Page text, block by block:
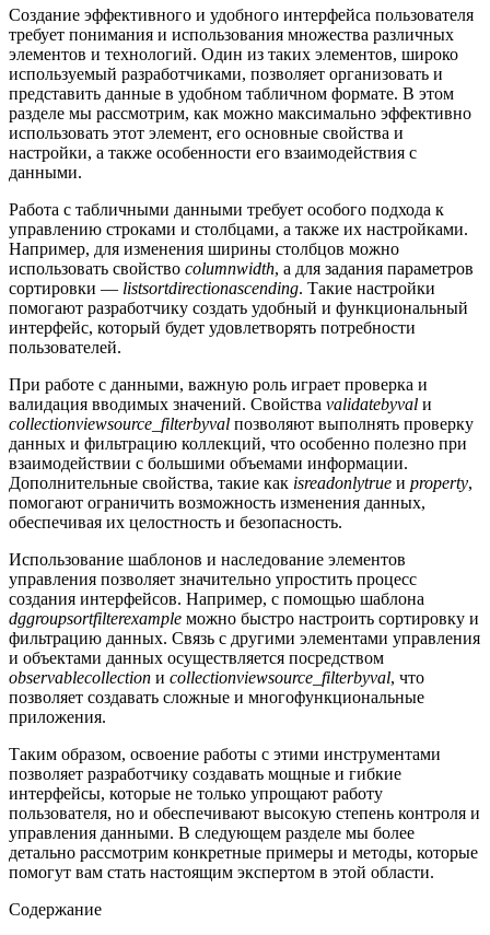
Создание эффективного и удобного интерфейса пользователя
требует понимания и использования множества различных
элементов и технологий. Один из таких элементов, широко
используемый разработчиками, позволяет организовать и
представить данные в удобном табличном формате. В этом
разделе мы рассмотрим, как можно максимально эффективно
использовать этот элемент, его основные свойства и
настройки, а также особенности его взаимодействия с
данными.
Работа с табличными данными требует особого подхода к
управлению строками и столбцами, а также их настройками.
Например, для изменения ширины столбцов можно
использовать свойство columnwidth, а для задания параметров
сортировки — listsortdirectionascending. Такие настройки
помогают разработчику создать удобный и функциональный
интерфейс, который будет удовлетворять потребности
пользователей.
При работе с данными, важную роль играет проверка и
валидация вводимых значений. Свойства validatebyval и
collectionviewsource_filterbyval позволяют выполнять проверку
данных и фильтрацию коллекций, что особенно полезно при
взаимодействии с большими объемами информации.
Дополнительные свойства, такие как isreadonlytrue и property,
помогают ограничить возможность изменения данных,
обеспечивая их целостность и безопасность.
Использование шаблонов и наследование элементов
управления позволяет значительно упростить процесс
создания интерфейсов. Например, с помощью шаблона
dggroupsortfilterexample можно быстро настроить сортировку и
фильтрацию данных. Связь с другими элементами управления
и объектами данных осуществляется посредством
observablecollection и collectionviewsource_filterbyval, что
позволяет создавать сложные и многофункциональные
приложения.
Таким образом, освоение работы с этими инструментами
позволяет разработчику создавать мощные и гибкие
интерфейсы, которые не только упрощают работу
пользователя, но и обеспечивают высокую степень контроля и
управления данными. В следующем разделе мы более
детально рассмотрим конкретные примеры и методы, которые
помогут вам стать настоящим экспертом в этой области.
Содержание